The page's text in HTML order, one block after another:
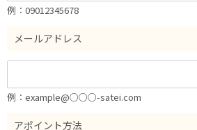
例：09012345678
メールアドレス
例：example@○○○-satei.com
アポイント方法